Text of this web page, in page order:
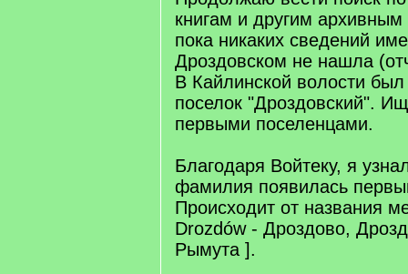
книгам и другим
пока никаких сведений
Дроздовском не нашла
В Кайлинской волости был
поселок "Дроздовский".
первыми поселенцами.
Благодаря Войтеку, я
фамилия появилась
Происходит от названия
Drozdów - Дроздово,
Рымута ].